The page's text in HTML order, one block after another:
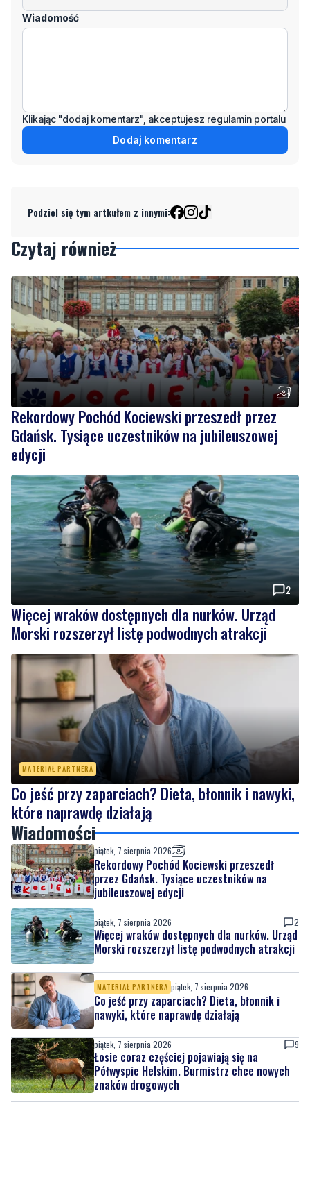
Odpowiedz
Podziel się tym artkułem z innymi:
Czytaj również
Rekordowy Pochód Kociewski przeszedł przez
Gdańsk. Tysiące uczestników na jubileuszowej
edycji
Więcej wraków dostępnych dla nurków. Urząd
Morski rozszerzył listę podwodnych atrakcji
MATERIAŁ PARTNERA
Co jeść przy zaparciach? Dieta, błonnik i nawyki,
które naprawdę działają
Wiadomości
piątek, 7 sierpnia 2026
Rekordowy Pochód Kociewski przeszedł
przez Gdańsk. Tysiące uczestników na
jubileuszowej edycji
piątek, 7 sierpnia 2026 2
Więcej wraków dostępnych dla nurków. Urząd
Morski rozszerzył listę podwodnych atrakcji
MATERIAŁ PARTNERA piątek, 7 sierpnia 2026
Co jeść przy zaparciach? Dieta, błonnik i
nawyki, które naprawdę działają
piątek, 7 sierpnia 2026
Łosie coraz częściej pojawiają się na